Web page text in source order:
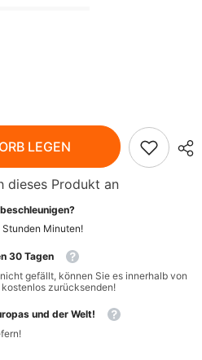
LEGEN
dieses Produkt an
Stunden Minuten!
30 Tagen
gefällt, können Sie es innerhalb von
zurücksenden!
und der Welt!